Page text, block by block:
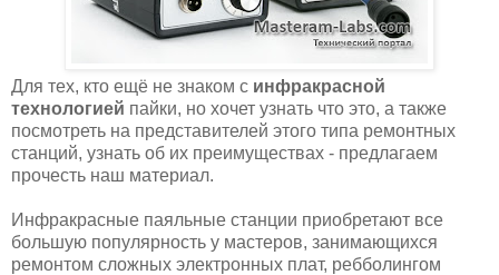
Для тех, кто ещё не знаком с инфракрасной
технологией пайки, но хочет узнать что это, а также
посмотреть на представителей этого типа ремонтных
станций, узнать об их преимуществах - предлагаем
прочесть наш материал.
Инфракрасные паяльные станции приобретают все
большую популярность у мастеров, занимающихся
ремонтом сложных электронных плат, ребболингом